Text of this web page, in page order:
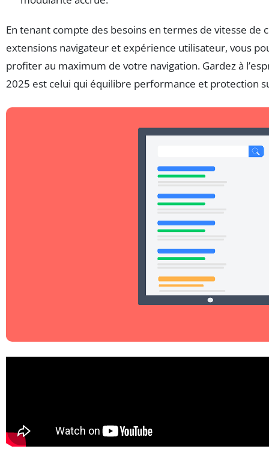
En tenant compte des besoins en termes de vitesse
extensions navigateur et expérience utilisateur, vous
profiter au maximum de votre navigation. Gardez à
2025 est celui qui équilibre performance et protection